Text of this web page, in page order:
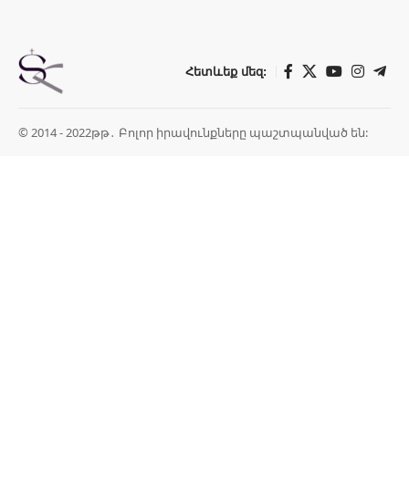
Հետևեք մեզ:
© 2014 - 2022թթ․ Բոլոր իրավունքները պաշտպանված են: